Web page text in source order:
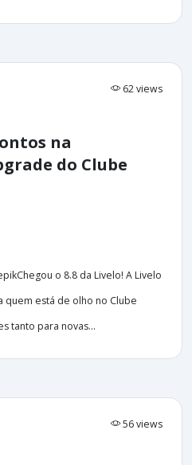
62 views
na
do Clube
o 8.8 da Livelo! A Livelo
quem está de olho no Clube
tanto para novas...
56 views